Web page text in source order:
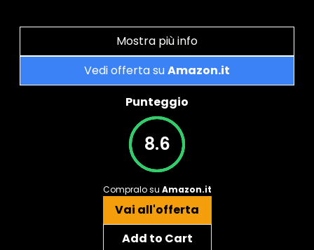
Mostra più info
Vedi offerta suAmazon.it
Punteggio
8.6
Compralo su Amazon.it
Vai all'offerta
Add to Cart